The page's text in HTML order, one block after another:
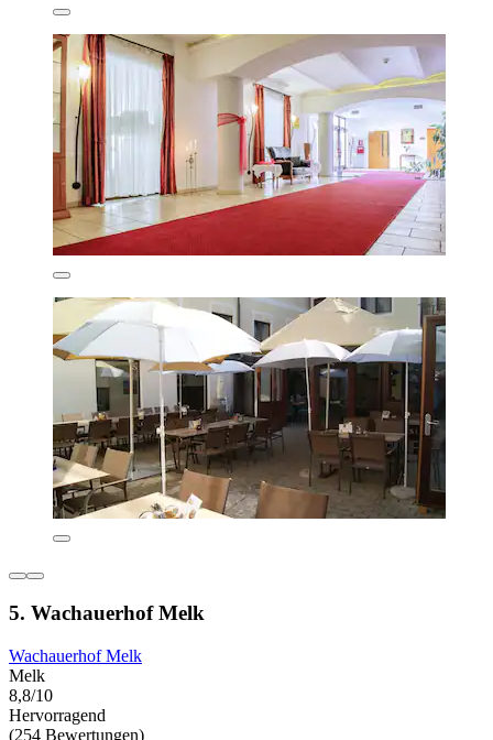
5. Wachauerhof Melk
Wachauerhof Melk
Melk
8,8/10
Hervorragend
(254 Bewertungen)